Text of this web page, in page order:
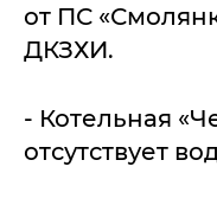
от ПС
ДКЗХИ.
- Котельная
отсутствует